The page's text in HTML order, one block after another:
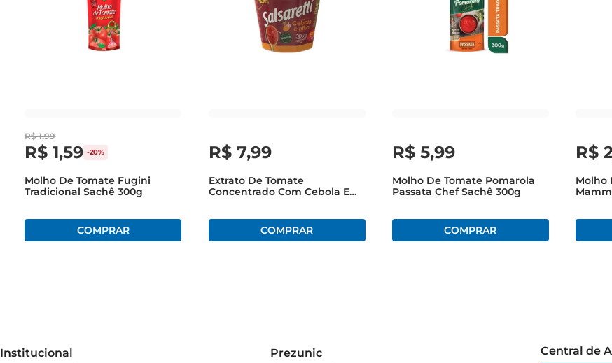
Informações técnicas
Cada embalagem contém 690g de polpa de tomate, ideal para porções generosas. É importante armazenar em
geladeira econsumir em até 3 dias. Essa polpa é uma excelente escolha para quem valoriza a qualidade e a
R$ 1,99
R$ 1,59 -20%
Molho De Tomate Fugini
Tradicional Sachê 300g
R$ 7,99
Extrato De Tomate
Concentrado Com Cebola E
R$ 5,99
Molho De Tomate Pomarola
Passata Chef Sachê 300g
R$
Molho
Institucional Prezunic
Central de